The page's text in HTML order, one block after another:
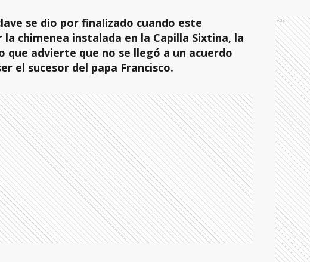
se dio por finalizado cuando este
chimenea instalada en la Capilla Sixtina, la
que advierte que no se llegó a un acuerdo
el sucesor del papa Francisco.
Ads